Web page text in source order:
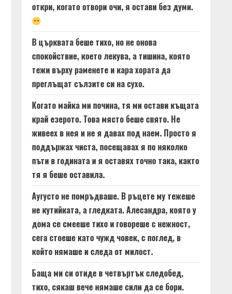
откри, когато отвори очи, я остави без думи.
В църквата беше тихо, но не онова
спокойствие, което лекува, а тишина, която
тежи върху раменете и кара хората да
преглъщат сълзите си на сухо.
Когато майка ми почина, тя ми остави къщата
край езерото. Това място беше свято. Не
живеех в нея и не я давах под наем. Просто я
поддържах чиста, посещавах я по няколко
пъти в годината и я оставях точно така, както
тя я беше оставила.
Аугусто не помръдваше. В ръцете му тежеше
не кутийката, а гледката. Алесандра, която у
дома се смееше тихо и говореше с нежност,
сега стоеше като чужд човек, с поглед, в
който нямаше и следа от милост.
Баща ми си отиде в четвъртък следобед,
тихо, сякаш вече нямаше сили да се бори.